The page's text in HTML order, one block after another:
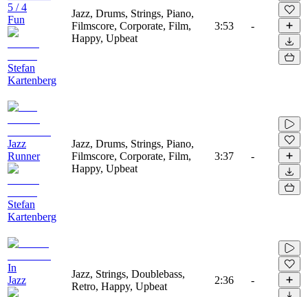
5 / 4
Fun
Stefan
Kartenberg
Jazz, Drums, Strings, Piano,
Filmscore, Corporate, Film,
Happy, Upbeat
3:53 -
Jazz
Runner
Stefan
Kartenberg
Jazz, Drums, Strings, Piano,
Filmscore, Corporate, Film,
Happy, Upbeat
3:37 -
In
Jazz
Jazz, Strings, Doublebass,
Retro, Happy, Upbeat
2:36 -